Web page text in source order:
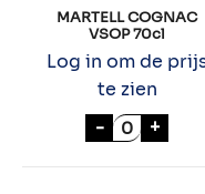
MARTELL COGNAC
VSOP 70cl
Log in om de
te zien
- MARTELL
+